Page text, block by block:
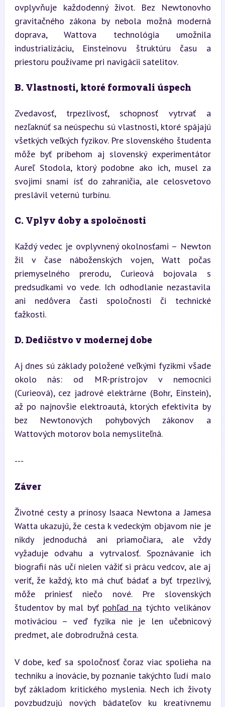
ovplyvňuje každodenný život. Bez Newtonovho
gravitačného zákona by nebola možná moderná
doprava, Wattova technológia umožnila
industrializáciu, Einsteinovu štruktúru času a
priestoru používame pri navigácii satelitov.
B. Vlastnosti, ktoré formovali úspech
Zvedavosť, trpezlivosť, schopnosť vytrvať a
nezľaknúť sa neúspechu sú vlastnosti, ktoré spájajú
všetkých veľkých fyzikov. Pre slovenského študenta
môže byť príbehom aj slovenský experimentátor
Aureľ Stodola, ktorý podobne ako ich, musel za
svojimi snami ísť do zahraničia, ale celosvetovo
preslávil veternú turbínu.
C. Vplyv doby a spoločnosti
Každý vedec je ovplyvnený okolnosťami – Newton
žil v čase náboženských vojen, Watt počas
priemyselného prerodu, Curieová bojovala s
predsudkami vo vede. Ich odhodlanie nezastavila
ani nedôvera časti spoločnosti či technické
ťažkosti.
D. Dedičstvo v modernej dobe
Aj dnes sú základy položené veľkými fyzikmi všade
okolo nás: od MR-prístrojov v nemocnici
(Curieová), cez jadrové elektrárne (Bohr, Einstein),
až po najnovšie elektroautá, ktorých efektivita by
bez Newtonových pohybových zákonov a
Wattových motorov bola nemysliteľná.
---
Záver
Životné cesty a prínosy Isaaca Newtona a Jamesa
Watta ukazujú, že cesta k vedeckým objavom nie je
nikdy jednoduchá ani priamočiara, ale vždy
vyžaduje odvahu a vytrvalosť. Spoznávanie ich
biografií nás učí nielen vážiť si prácu vedcov, ale aj
veriť, že každý, kto má chuť bádať a byť trpezlivý,
môže priniesť niečo nové. Pre slovenských
študentov by mal byť pohľad na týchto velikánov
motiváciou – veď fyzika nie je len učebnicový
predmet, ale dobrodružná cesta.
V dobe, keď sa spoločnosť čoraz viac spolieha na
techniku a inovácie, by poznanie takýchto ľudí malo
byť základom kritického myslenia. Nech ich životy
povzbudzujú nových bádateľov ku kreatívnemu